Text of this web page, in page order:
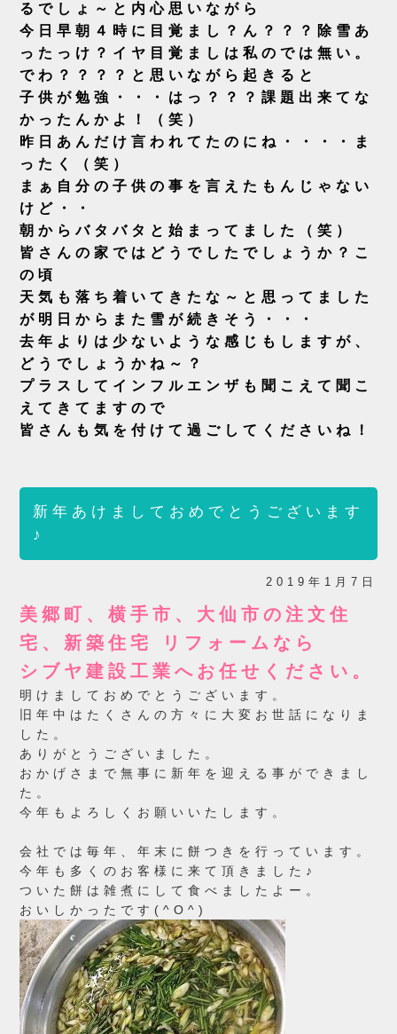
るでしょ～と内心思いながら
今日早朝４時に目覚まし？ん？？？除雪あ
ったっけ？イヤ目覚ましは私のでは無い。
でわ？？？？と思いながら起きると
子供が勉強・・・はっ？？？課題出来てな
かったんかよ！（笑）
昨日あんだけ言われてたのにね・・・・ま
ったく（笑）
ま
ぁ自分の子供の事を言えたもんじゃない
けど・・
朝からバタバタと始まって ました（笑）
皆さんの家ではどうでしたでしょうか？こ
の頃
天気も落ち着いてきたな～と思ってました
が明日からまた雪が続きそう・・・
去年よりは少ないような感じもしますが、
どうでしょうかね～？
プラスしてインフルエンザも聞こえて聞こ
えてきてますので
皆さんも気を付けて過ごしてくださいね！
新年あけましておめでとうございます
♪
2019年1月7日
美郷町、横手市、大仙市の注文住
宅、新築住宅 リフォームなら
シブヤ建設工業へお任せください。
明けましておめでとうございます。
旧年中はたくさんの方々に大変お世話になりま
した。
ありがとうございました。
おかげさまで無事に新年を迎える事ができまし
た。
今年もよろしくお願いいたします。
会社では毎年、年末に餅つきを行っています。
今年も多くのお客様に来て頂きました♪
ついた餅は雑煮にして食べましたよー。
おいしかったです(^O^)